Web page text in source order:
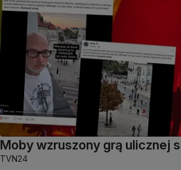
Moby wzruszony grą ulicznej
TVN24